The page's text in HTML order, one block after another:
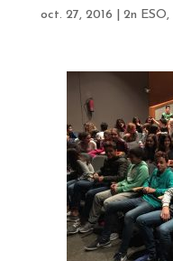
oct. 27, 2016 2n ESO,